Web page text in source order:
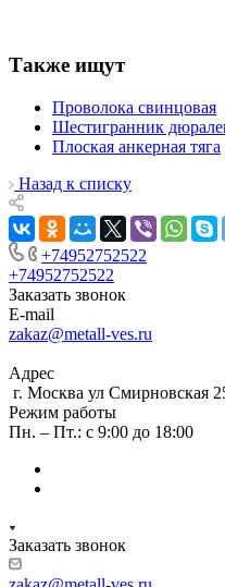
Также ищут
Проволока свинцовая
Шестигранник
Плоская анкерная тяга
Назад к списку
+74952752522
+74952752522
Заказать звонок
E-mail
zakaz@metall-ves.ru
Адрес
г. Москва ул Смирновская
Режим работы
Пн. – Пт.: с 9:00 до 18:00
Заказать звонок